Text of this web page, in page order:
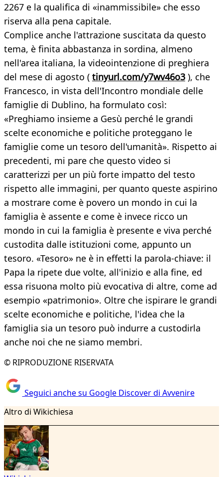
2267 e la qualifica di «inammissibile» che esso
riserva alla pena capitale.
Complice anche l'attrazione suscitata da questo
tema, è finita abbastanza in sordina, almeno
nell'area italiana, la videointenzione di preghiera
del mese di agosto ( tinyurl.com/y7wv46o3 ), che
Francesco, in vista dell'Incontro mondiale delle
famiglie di Dublino, ha formulato così:
«Preghiamo insieme a Gesù perché le grandi
scelte economiche e politiche proteggano le
famiglie come un tesoro dell'umanità». Rispetto ai
precedenti, mi pare che questo video si
caratterizzi per un più forte impatto del testo
rispetto alle immagini, per quanto queste aspirino
a mostrare come è povero un mondo in cui la
famiglia è assente e come è invece ricco un
mondo in cui la famiglia è presente e viva perché
custodita dalle istituzioni come, appunto un
tesoro. «Tesoro» ne è in effetti la parola-chiave: il
Papa la ripete due volte, all'inizio e alla fine, ed
essa risuona molto più evocativa di altre, come ad
esempio «patrimonio». Oltre che ispirare le grandi
scelte economiche e politiche, l'idea che la
famiglia sia un tesoro può indurre a custodirla
anche noi che ne siamo membri.
© RIPRODUZIONE RISERVATA
Seguici anche su Google Discover di Avvenire
Altro di Wikichiesa